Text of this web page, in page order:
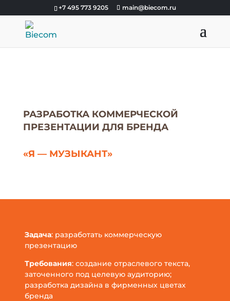
+7 495 773 9205 main@biecom.ru
РАЗРАБОТКА КОММЕРЧЕСКОЙ
ПРЕЗЕНТАЦИИ ДЛЯ БРЕНДА
«Я — МУЗЫКАНТ»
Задача: разработать коммерческую
презентацию
Требования: создание отраслевого текста,
заточенного под целевую аудиторию;
разработка дизайна в фирменных цветах
бренда